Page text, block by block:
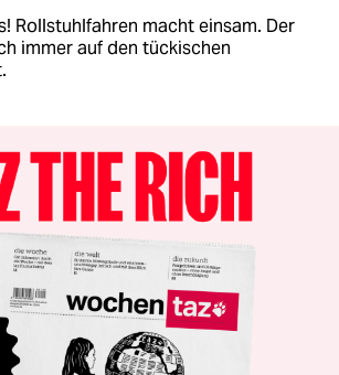
Rollstuhlfahren macht einsam. Der
immer auf den tückischen